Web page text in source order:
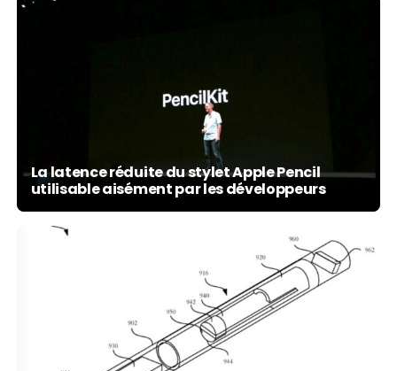
La latence réduite du stylet Apple Pencil
utilisable aisément par les développeurs